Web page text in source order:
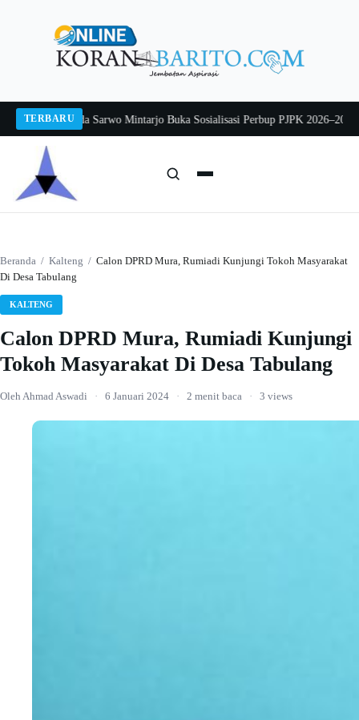
TERBARU
Sekda Sarwo Mintarjo Buka Sosialisasi Perbup PJPK 2026–2030 Peternak
Beranda / Kalteng / Calon DPRD Mura, Rumiadi Kunjungi Tokoh Masyarakat
Di Desa Tabulang
KALTENG
Calon DPRD Mura, Rumiadi Kunjungi
Tokoh Masyarakat Di Desa Tabulang
Oleh Ahmad Aswadi · 6 Januari 2024 · 2 menit baca · 3 views